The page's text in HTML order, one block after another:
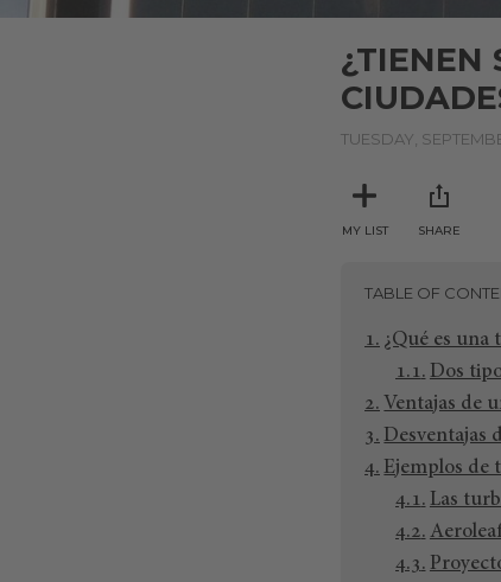
¿TIENEN
TUESDAY,
MY LIST SHARE
TABLE OF
¿Qué es una
Dos
Ventajas de
Desventajas
Ejemplos de
Las